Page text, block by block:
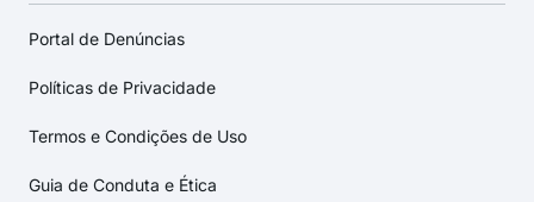
Portal de Denúncias
Políticas de Privacidade
Termos e Condições de Uso
Guia de Conduta e Ética